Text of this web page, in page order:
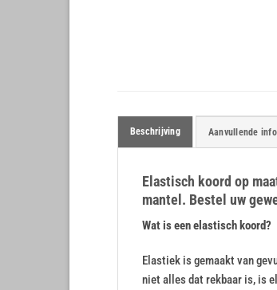
Beschrijving Aanvullende
Elastisch koord op
mantel. Bestel uw
Wat is een elastisch koord?
Elastiek is gemaakt van
niet alles dat rekbaar is, is